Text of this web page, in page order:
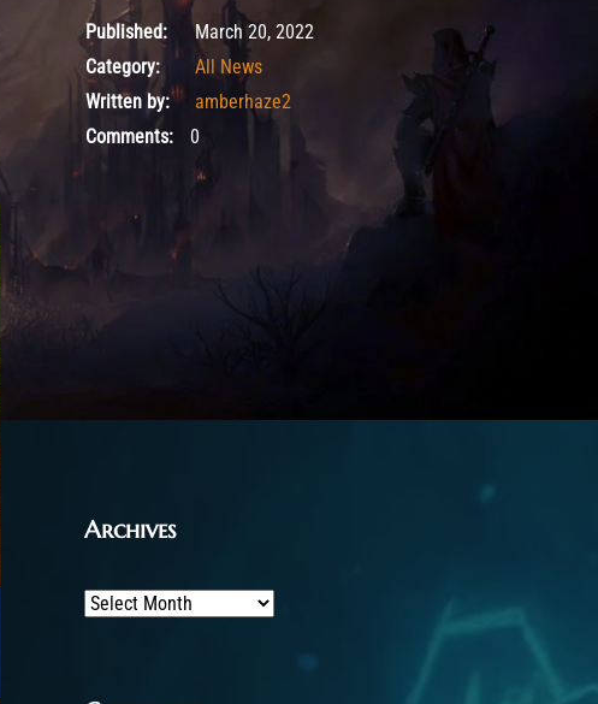
March 20, 2022
Published:
March 20, 2022
Category:
All News
Written by:
amberhaze2
Comments:
0
Archives
Archives